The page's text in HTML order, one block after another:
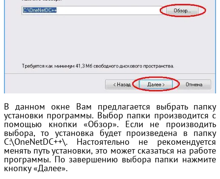
В данном окне Вам предлагается выбрать папку
установки программы. Выбор папки производится с
помощью кнопки «Обзор». Если не производить
выбора, то установка будет произведена в папку
C:\OneNetDC++\. Настоятельно не рекомендуется
менять путь установки, это может сказаться на работе
программы. По завершению выбора папки нажмите
кнопку «Далее».